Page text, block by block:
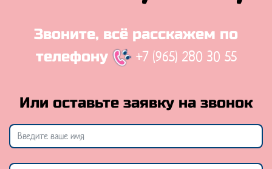
Звоните, всё расскажем по
телефону
+7 (965) 280 30 55
Или оставьте заявку на звонок